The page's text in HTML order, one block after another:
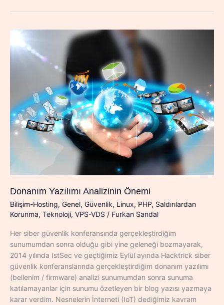
GNS3
Donanım Yazılımı Analizinin Önemi
Bilişim-Hosting, Genel, Güvenlik, Linux, PHP, Saldırılardan
Korunma, Teknoloji, VPS-VDS / Furkan Sandal
Her siber güvenlik konferansında gerçekleştirdiğim
sunumumdan sonra olduğu gibi yine geleneği bozmayarak,
2014 yılında IstSec ve geçtiğimiz Eylül ayında Hacktrick siber
güvenlik konferanslarında gerçekleştirdiğim donanım yazılımı
(bellenim / firmware) analizi sunumumdan sonra sunuma
katılamayanlar için sunumu özetleyen bir blog yazısı yazmaya
karar verdim. Nesnelerin İnterneti (IoT) dediğimiz kavram